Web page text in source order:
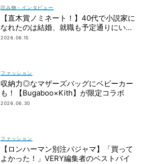
読み物・インタビュー
【直木賞ノミネート！】40代で小説家に
なれたのは結婚、就職も予定通りにいか
なかったから｜朝倉かすみさん
2026.06.15
ファッション
収納力◎なマザーズバッグにベビーカー
も！【Bugaboo×Kith】が限定コラボ
2026.06.30
ファッション
【ロンハーマン別注パジャマ】「買って
よかった！」VERY編集者のベストバイ